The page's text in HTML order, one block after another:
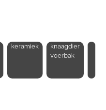
keramiek
knaagdier
voerbak